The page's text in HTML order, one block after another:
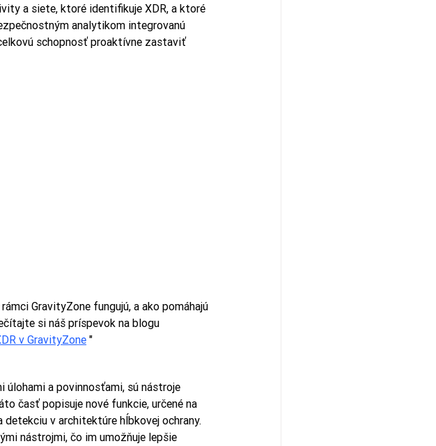
a siete, ktoré identifikuje XDR, a ktoré
analytikom integrovanú
schopnosť proaktívne zastaviť
GravityZone fungujú, a ako pomáhajú
si náš príspevok na blogu
v GravityZone "
a povinnosťami, sú nástroje
časť popisuje nové funkcie, určené na
v architektúre hĺbkovej ochrany.
nástrojmi, čo im umožňuje lepšie